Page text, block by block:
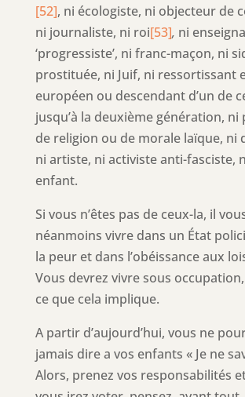
[52], ni écologiste, ni objecteur de
ni journaliste, ni roi[53], ni
‘progressiste’, ni franc-maçon, ni
prostituée, ni Juif, ni ressortissant
européen ou descendant d’un de
jusqu’à la deuxième génération,
de religion ou de morale laïque, ni
ni artiste, ni activiste anti-fasciste,
enfant.
Si vous n’êtes pas de ceux-la, il
néanmoins vivre dans un État
la peur et dans l’obéissance aux
Vous devrez vivre sous
ce que cela implique.
A partir d’aujourd’hui, vous ne
jamais dire a vos enfants « Je ne
Alors, prenez vos responsabilités